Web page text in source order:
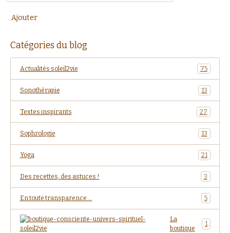
Ajouter
Catégories du blog
Actualités soleil2vie 75
Sonothérapie 13
Textes inspirants 27
Sophrologie 13
Yoga 21
Des recettes, des astuces ! 3
En toute transparence ... 5
La
boutique
1